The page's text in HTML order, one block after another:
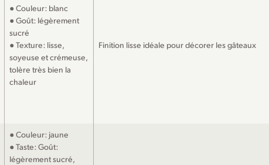
● Couleur: blanc
● Goût: légèrement
sucré
● Texture: lisse,
soyeuse et crémeuse,
tolère très bien la
chaleur
Finition lisse idéale pour décorer les gâteaux
● Couleur: jaune
● Taste: Goût:
légèrement sucré,